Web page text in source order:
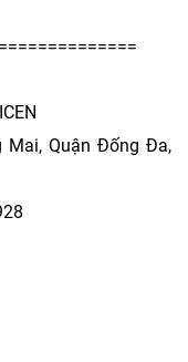
Mai, Quận Đống Đa,